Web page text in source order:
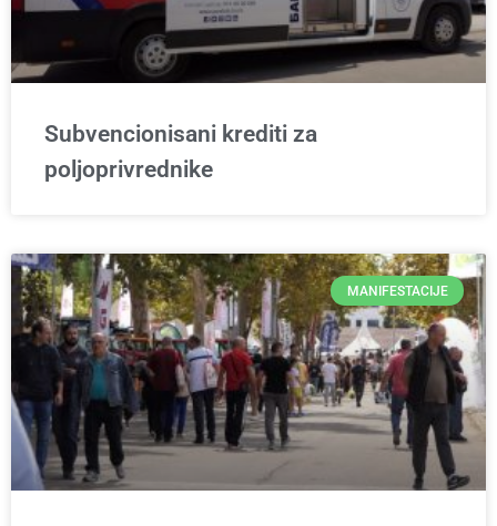
Subvencionisani krediti za
poljoprivrednike
MANIFESTACIJE